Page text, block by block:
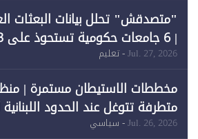
"متصدقش" تحلل بيانات البعثات
Jul. 27, 2026- تعليم
مخططات الاستيطان مستمرة |
متطرفة تتوغل عند الحدود
خرق الحدود
Jul. 26, 2026- سياسي